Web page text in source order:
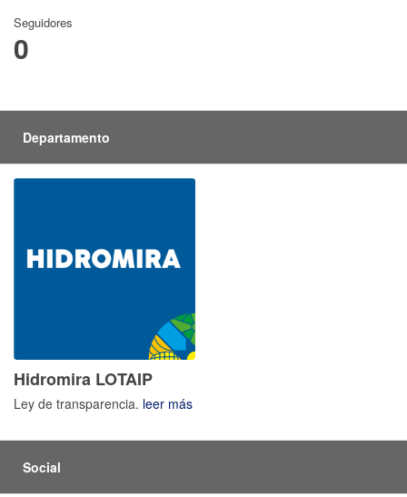
Seguidores
0
Departamento
Hidromira LOTAIP
Ley de transparencia. leer más
Social